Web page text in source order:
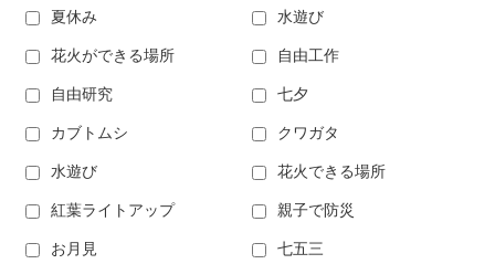
夏休み 水遊び
花火ができる場所 自由工作
自由研究 七夕
カブトムシ クワガタ
水遊び 花火できる場所
紅葉ライトアップ 親子で防災
お月見 七五三